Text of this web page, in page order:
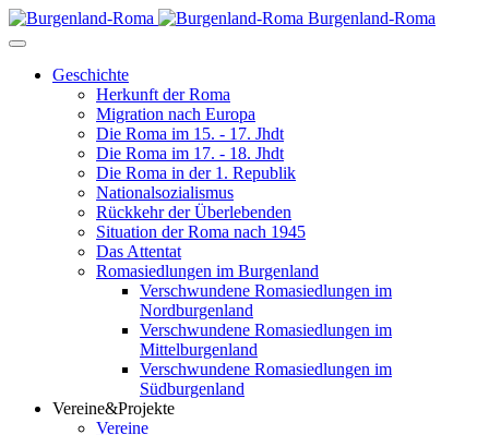
Burgenland-Roma
Geschichte
Herkunft der Roma
Migration nach Europa
Die Roma im 15. - 17. Jhdt
Die Roma im 17. - 18. Jhdt
Die Roma in der 1. Republik
Nationalsozialismus
Rückkehr der Überlebenden
Situation der Roma nach 1945
Das Attentat
Romasiedlungen im Burgenland
Verschwundene Romasiedlungen im
Nordburgenland
Verschwundene Romasiedlungen im
Mittelburgenland
Verschwundene Romasiedlungen im
Südburgenland
Vereine&Projekte
Vereine